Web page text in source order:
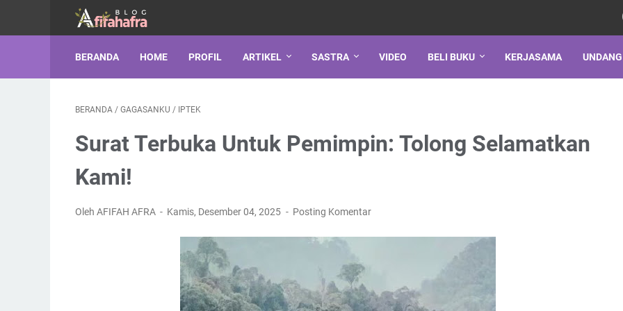
BERANDA HOME PROFIL ARTIKEL SASTRA VIDEO BELI BUKU KERJASAMA
BERANDA / GAGASANKU / IPTEK
Surat Terbuka Untuk Pemimpin: Tolong Selamatkan
Kami!
Oleh AFIFAH AFRA Kamis, Desember 04, 2025 Posting Komentar